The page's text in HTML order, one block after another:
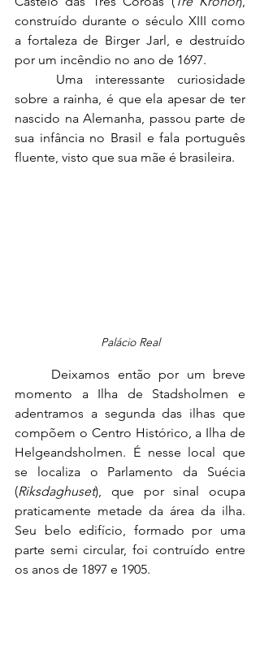
construído durante o século XIII como
a fortaleza de Birger Jarl, e destruído
por um incêndio no ano de 1697.
Uma interessante curiosidade
sobre a rainha, é que ela apesar de ter
nascido na Alemanha, passou parte de
sua infância no Brasil e fala português
fluente, visto que sua mãe é brasileira.
Palácio Real
momento a Ilha de Stadsholmen e
adentramos a segunda das ilhas que
compõem o Centro Histórico, a Ilha de
Helgeandsholmen. É nesse local que
se localiza o Parlamento da Suécia
(Riksdaghuset), que por sinal ocupa
praticamente metade da área da ilha.
Seu belo edifício, formado por uma
parte semi circular, foi contruído entre
os anos de 1897 e 1905.